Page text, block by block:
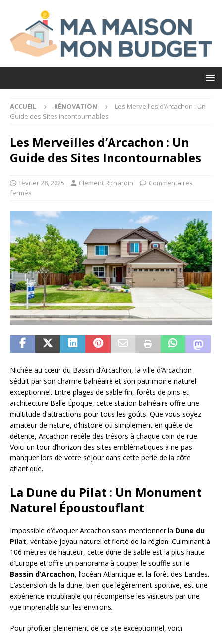
ACCUEIL RÉNOVATION
Les Merveilles d’Arcachon : Un
Guide des Sites Incontournables
Les Merveilles d’Arcachon : Un
Guide des Sites Incontournables
février 28, 2025 Clément Richardin
Commentaires
fermés
Nichée au cœur du Bassin d’Arcachon, la ville d’Arcachon
séduit par son charme balnéaire et son patrimoine naturel
exceptionnel. Entre plages de sable fin, forêts de pins et
architecture Belle Époque, cette station balnéaire offre une
multitude d’attractions pour tous les goûts. Que vous soyez
amateur de nature, d’histoire ou simplement en quête de
détente, Arcachon recèle des trésors à chaque coin de rue.
Voici un tour d’horizon des sites emblématiques à ne pas
manquer lors de votre séjour dans cette perle de la côte
atlantique.
La Dune du Pilat : Un Monument
Naturel Époustouflant
Impossible d’évoquer Arcachon sans mentionner la Dune du
Pilat, véritable joyau naturel et fierté de la région. Culminant à
106 mètres de hauteur, cette dune de sable est la plus haute
d’Europe et offre un panorama à couper le souffle sur le
Bassin d’Arcachon, l’océan Atlantique et la forêt des Landes.
L’ascension de la dune, bien que légèrement sportive, est une
expérience inoubliable qui récompense les visiteurs par une
vue imprenable sur les environs.
Pour profiter pleinement de ce site exceptionnel, voici